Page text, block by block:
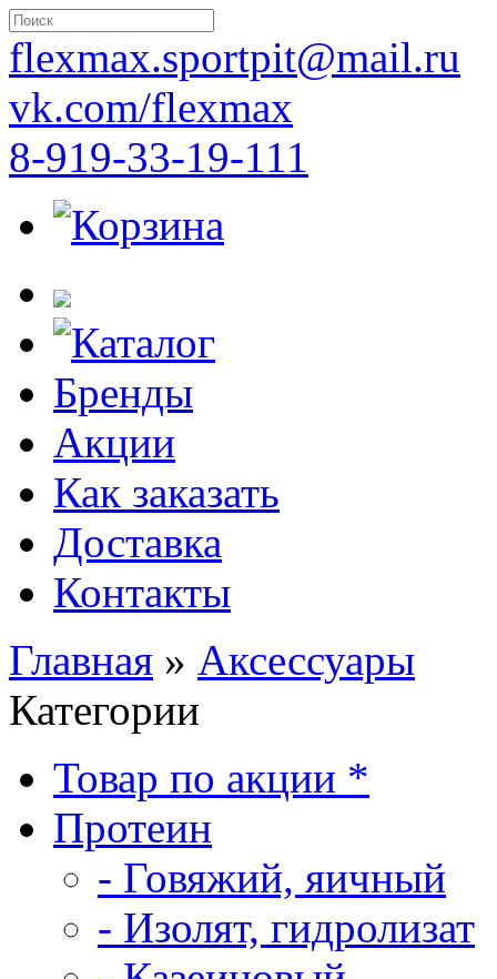
flexmax.sportpit@mail.ru
vk.com/flexmax
8-919-33-19-111
Корзина
Каталог
Бренды
Акции
Как заказать
Доставка
Контакты
Главная » Аксессуары
Категории
Товар по акции *
Протеин
- Говяжий, яичный
- Изолят, гидролизат